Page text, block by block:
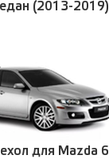
(2013-2019)
для Mazda 6